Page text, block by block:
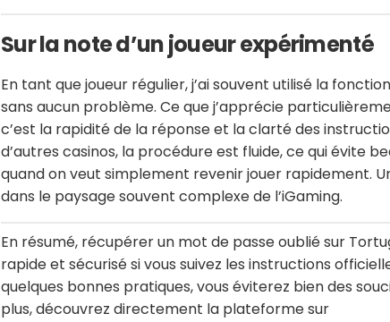
Sur la note d’un joueur expérimenté
En tant que joueur régulier, j’ai souvent utilisé la
sans aucun problème. Ce que j’apprécie
c’est la rapidité de la réponse et la clarté des
d’autres casinos, la procédure est fluide, ce qui évite
quand on veut simplement revenir jouer rapidement.
dans le paysage souvent complexe de l’iGaming.
En résumé, récupérer un mot de passe oublié sur
rapide et sécurisé si vous suivez les instructions
quelques bonnes pratiques, vous éviterez bien des
plus, découvrez directement la plateforme sur